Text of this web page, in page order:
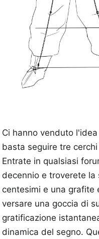
Ci hanno venduto
basta seguire tre
Entrate in qualsiasi
decennio e troverete
centesimi e una grafite
versare una goccia di
gratificazione
dinamica del segno.